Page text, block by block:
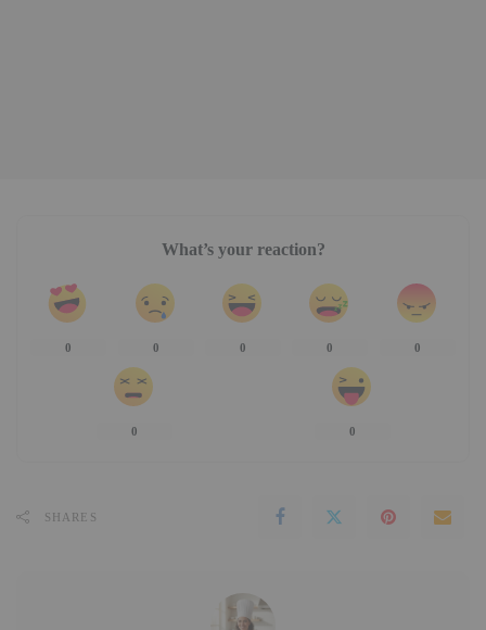
What’s your reaction?
0 0 0 0 0
0 0
SHARES